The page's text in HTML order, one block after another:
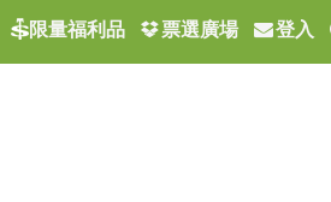
限量福利品 票選廣場 登入